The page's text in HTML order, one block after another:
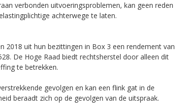
verbonden uitvoeringsproblemen, kan geen reden
achterwege te laten.
2018 uit hun bezittingen in Box 3 een rendement van
De Hoge Raad biedt rechtsherstel door alleen dit
te betrekken.
gevolgen en kan een flink gat in de
beraadt zich op de gevolgen van de uitspraak.